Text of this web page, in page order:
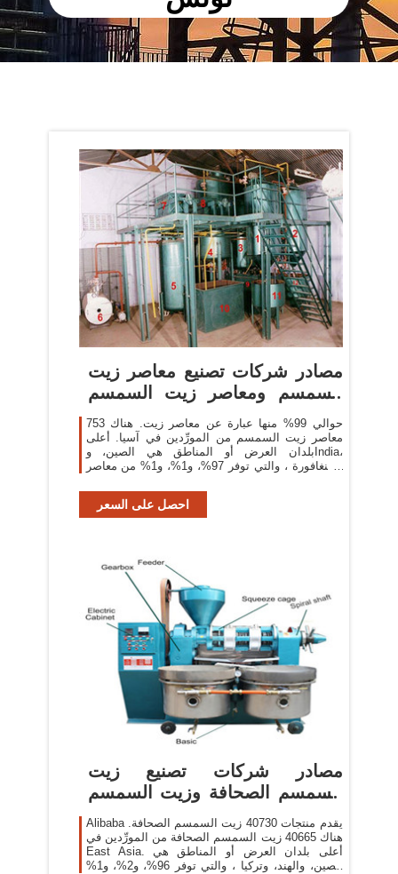
مصادر شركات تصنيع معاصر زيت
السمسم ومعاصر زيت السمسم
في
حوالي 99% منها عبارة عن معاصر زيت. هناك 753
معاصر زيت السمسم من المورِّدين في آسيا. أعلى
بلدان العرض أو المناطق هي الصين، وIndia،
وسنغافورة ، والتي توفر 97%، و1%، و1% من معاصر
احصل على السعر
مصادر شركات تصنيع زيت
السمسم الصحافة وزيت السمسم
الصحافة
Alibaba يقدم منتجات 40730 زيت السمسم الصحافة.
هناك 40665 زيت السمسم الصحافة من المورِّدين في
East Asia. أعلى بلدان العرض أو المناطق هي
الصين، والهند، وتركيا ، والتي توفر 96%، و2%، و1%